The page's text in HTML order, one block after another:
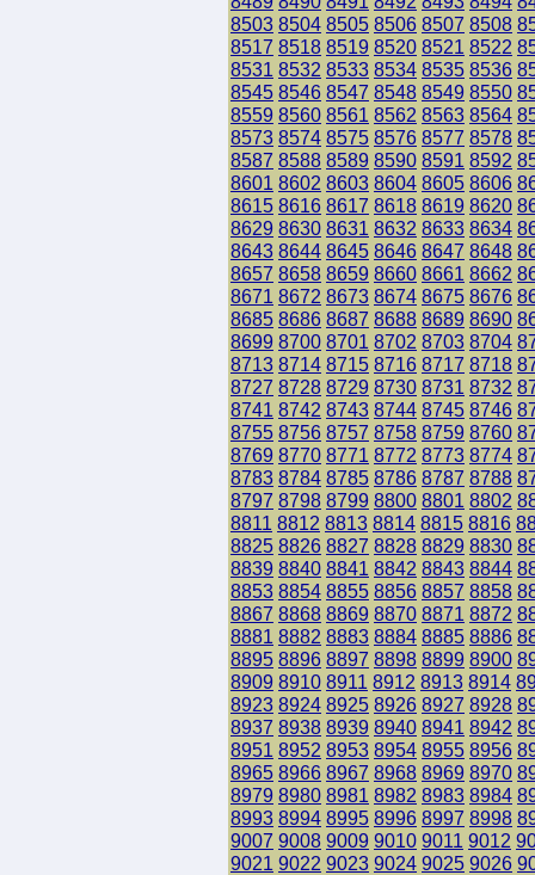
8503 8504 8505 8506 8507 8508
8517 8518 8519 8520 8521 8522
8531 8532 8533 8534 8535 8536
8545 8546 8547 8548 8549 8550
8559 8560 8561 8562 8563 8564
8573 8574 8575 8576 8577 8578
8587 8588 8589 8590 8591 8592
8601 8602 8603 8604 8605 8606
8615 8616 8617 8618 8619 8620
8629 8630 8631 8632 8633 8634
8643 8644 8645 8646 8647 8648
8657 8658 8659 8660 8661 8662
8671 8672 8673 8674 8675 8676
8685 8686 8687 8688 8689 8690
8699 8700 8701 8702 8703 8704
8713 8714 8715 8716 8717 8718
8727 8728 8729 8730 8731 8732
8741 8742 8743 8744 8745 8746
8755 8756 8757 8758 8759 8760
8769 8770 8771 8772 8773 8774
8783 8784 8785 8786 8787 8788
8797 8798 8799 8800 8801 8802
8811 8812 8813 8814 8815 8816
8825 8826 8827 8828 8829 8830
8839 8840 8841 8842 8843 8844
8853 8854 8855 8856 8857 8858
8867 8868 8869 8870 8871 8872
8881 8882 8883 8884 8885 8886
8895 8896 8897 8898 8899 8900
8909 8910 8911 8912 8913 8914
8923 8924 8925 8926 8927 8928
8937 8938 8939 8940 8941 8942
8951 8952 8953 8954 8955 8956
8965 8966 8967 8968 8969 8970
8979 8980 8981 8982 8983 8984
8993 8994 8995 8996 8997 8998
9007 9008 9009 9010 9011 9012
9021 9022 9023 9024 9025 9026